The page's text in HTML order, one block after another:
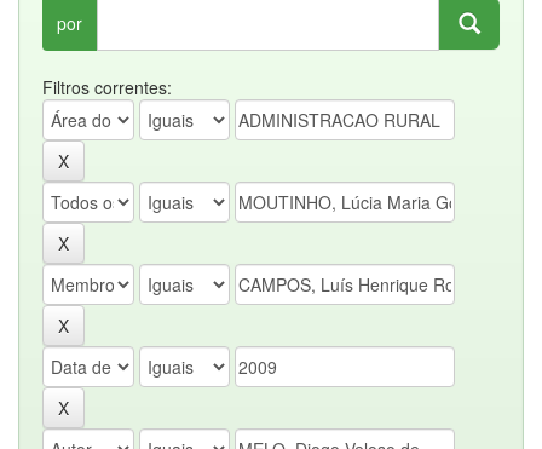
por
Filtros correntes: